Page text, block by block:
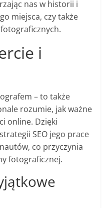
nas w historii i
miejsca, czy także
i
– to także
rozumie, jak ważne
online. Dzięki
SEO jego prace
co przyczynia
fotograficznej.